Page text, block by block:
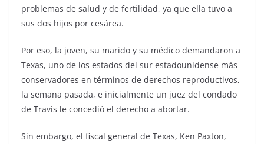
problemas de salud y de fertilidad, ya que ella tuvo a
sus dos hijos por cesárea.
Por eso, la joven, su marido y su médico demandaron a
Texas, uno de los estados del sur estadounidense más
conservadores en términos de derechos reproductivos,
la semana pasada, e inicialmente un juez del condado
de Travis le concedió el derecho a abortar.
Sin embargo, el fiscal general de Texas, Ken Paxton,